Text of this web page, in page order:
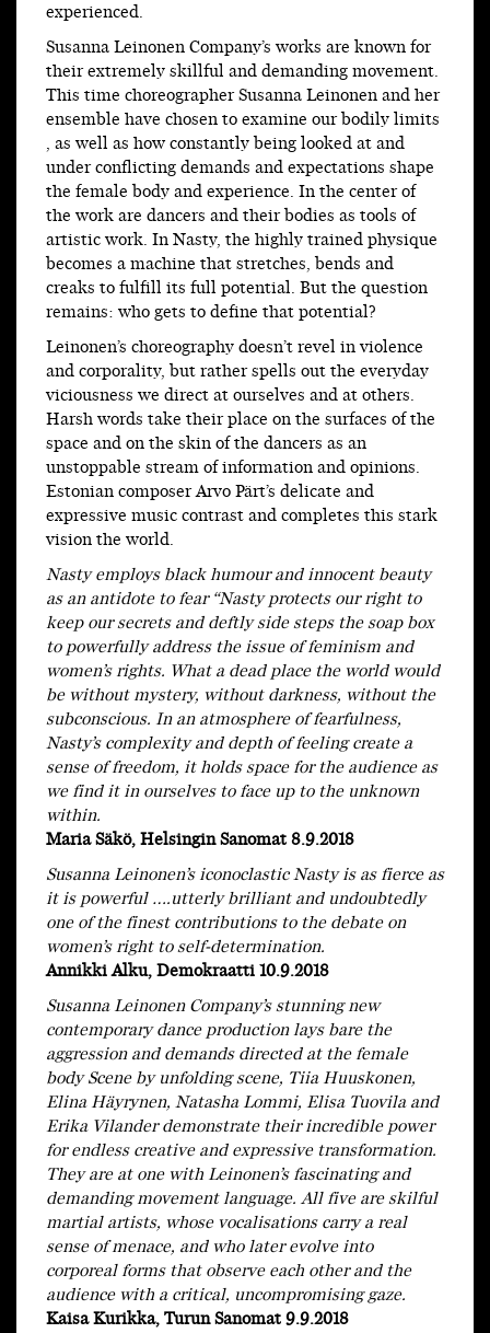
experienced.
Susanna Leinonen Company’s works are known for
their extremely skillful and demanding movement.
This time choreographer Susanna Leinonen and her
ensemble have chosen to examine our bodily limits
, as well as how constantly being looked at and
under conflicting demands and expectations shape
the female body and experience. In the center of
the work are dancers and their bodies as tools of
artistic work. In Nasty, the highly trained physique
becomes a machine that stretches, bends and
creaks to fulfill its full potential. But the question
remains: who gets to define that potential?
Leinonen’s choreography doesn’t revel in violence
and corporality, but rather spells out the everyday
viciousness we direct at ourselves and at others.
Harsh words take their place on the surfaces of the
space and on the skin of the dancers as an
unstoppable stream of information and opinions.
Estonian composer Arvo Pärt’s delicate and
expressive music contrast and completes this stark
vision the world.
Nasty employs black humour and innocent beauty
as an antidote to fear “Nasty protects our right to
keep our secrets and deftly side steps the soap box
to powerfully address the issue of feminism and
women’s rights. What a dead place the world would
be without mystery, without darkness, without the
subconscious. In an atmosphere of fearfulness,
Nasty’s complexity and depth of feeling create a
sense of freedom, it holds space for the audience as
we find it in ourselves to face up to the unknown
within.
Maria Säkö, Helsingin Sanomat 8.9.2018
Susanna Leinonen’s iconoclastic Nasty is as fierce as
it is powerful ….utterly brilliant and undoubtedly
one of the finest contributions to the debate on
women’s right to self-determination.
Annikki Alku, Demokraatti 10.9.2018
Susanna Leinonen Company’s stunning new
contemporary dance production lays bare the
aggression and demands directed at the female
body Scene by unfolding scene, Tiia Huuskonen,
Elina Häyrynen, Natasha Lommi, Elisa Tuovila and
Erika Vilander demonstrate their incredible power
for endless creative and expressive transformation.
They are at one with Leinonen’s fascinating and
demanding movement language. All five are skilful
martial artists, whose vocalisations carry a real
sense of menace, and who later evolve into
corporeal forms that observe each other and the
audience with a critical, uncompromising gaze.
Kaisa Kurikka, Turun Sanomat 9.9.2018